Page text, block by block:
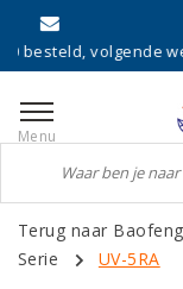
in huis
Menu
Terug naar
Serie
UV-5RA